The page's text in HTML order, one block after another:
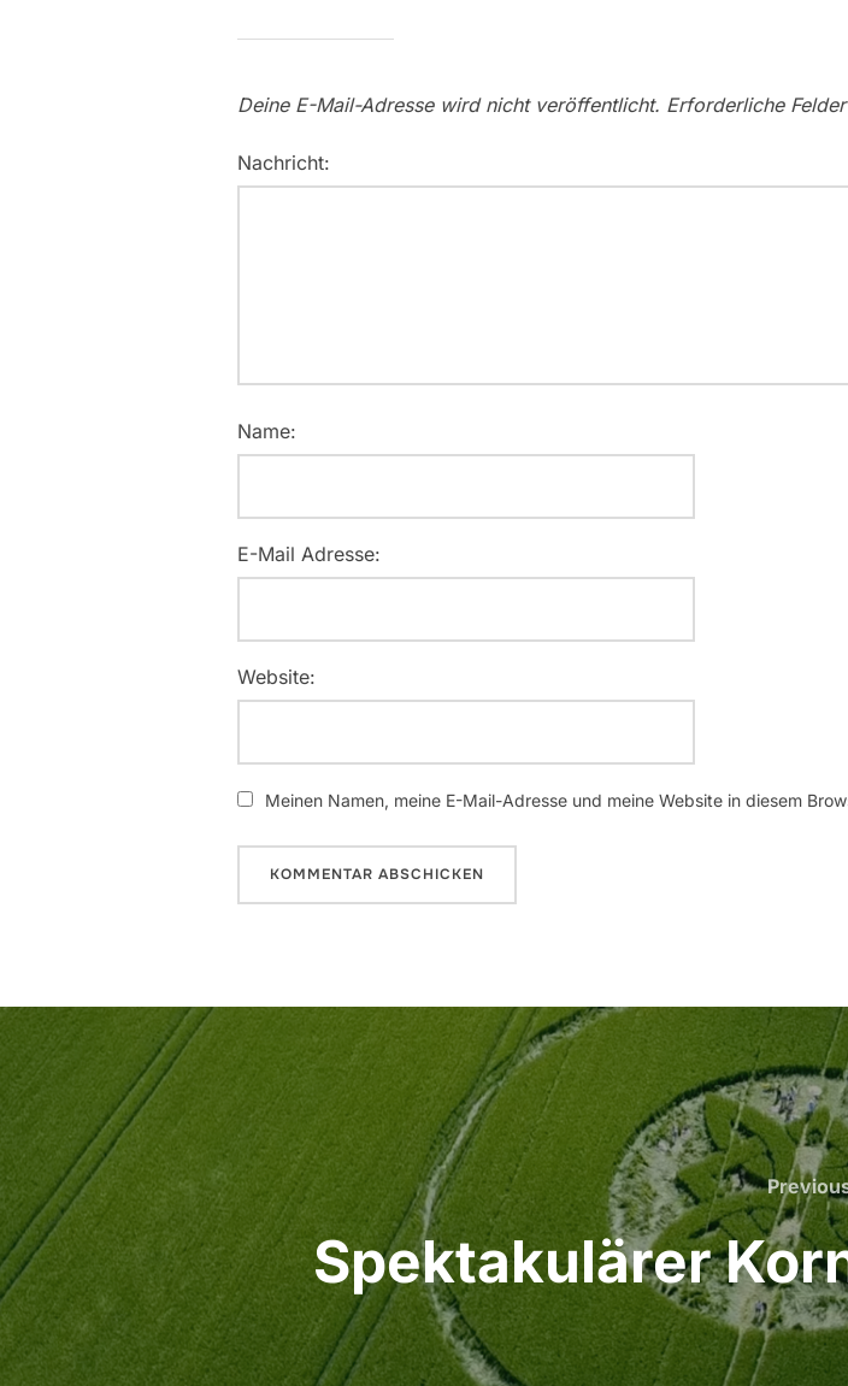
Deine E-Mail-Adresse wird nicht veröffentlicht. Erforderliche
Nachricht:
Name:
E-Mail Adresse:
Website:
Meinen Namen, meine E-Mail-Adresse und meine Website in diesem
Beitrags-
Navigation
Spektakulärer